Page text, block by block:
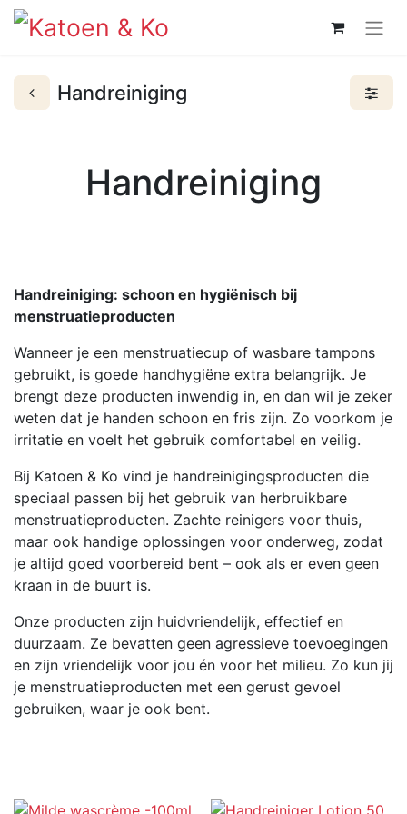
Handreiniging
Handreiniging
Handreiniging: schoon en hygiënisch bij
menstruatieproducten
Wanneer je een menstruatiecup of wasbare tampons
gebruikt, is goede handhygiëne extra belangrijk. Je
brengt deze producten inwendig in, en dan wil je zeker
weten dat je handen schoon en fris zijn. Zo voorkom je
irritatie en voelt het gebruik comfortabel en veilig.
Bij Katoen & Ko vind je handreinigingsproducten die
speciaal passen bij het gebruik van herbruikbare
menstruatieproducten. Zachte reinigers voor thuis,
maar ook handige oplossingen voor onderweg, zodat
je altijd goed voorbereid bent – ook als er even geen
kraan in de buurt is.
Onze producten zijn huidvriendelijk, effectief en
duurzaam. Ze bevatten geen agressieve toevoegingen
en zijn vriendelijk voor jou én voor het milieu. Zo kun jij
je menstruatieproducten met een gerust gevoel
gebruiken, waar je ook bent.